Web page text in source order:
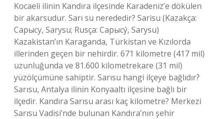
Kocaeli ilinin Kandıra ilçesinde Karadeniz’e dökülen
bir akarsudur. Sarı su nerededir? Sarisu (Kazakça:
Сарысу, Sarysu; Rusça: Сарысу́, Sarysu)
Kazakistan’ın Karaganda, Türkistan ve Kızılorda
illerinden geçen bir nehirdir. 671 kilometre (417 mil)
uzunluğunda ve 81.600 kilometrekare (31 mil)
yüzölçümüne sahiptir. Sarısu hangi ilçeye bağlıdır?
Sarısu, Antalya ilinin Konyaaltı ilçesine bağlı bir
ilçedir. Kandıra Sarısu arası kaç kilometre? Merkezi
Sarısu Vadisi’nde bulunan Kandıra’nın şehir